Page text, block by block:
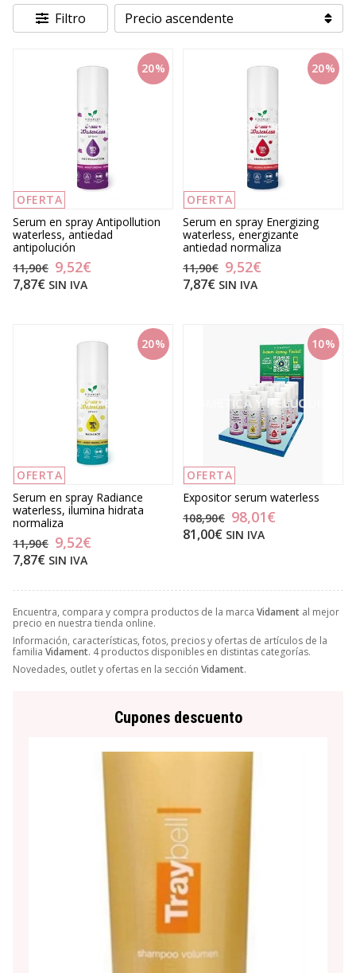
Encuentra, compara y compra productos de la marca Vidament al mejor
precio en nuestra tienda online.
Información, características, fotos, precios y ofertas de artículos de la
familia Vidament. 4 productos disponibles en distintas categorías.
Novedades, outlet y ofertas en la sección Vidament.
Filtro
20%
OFERTA
Serum en spray Antipollution
waterless, antiedad
antipolución
11,90€ 9,52€
7,87€ SIN IVA
20%
OFERTA
Serum en spray Energizing
waterless, energizante
antiedad normaliza
11,90€ 9,52€
7,87€ SIN IVA
20%
OFERTA
Serum en spray Radiance
waterless, ilumina hidrata
normaliza
11,90€ 9,52€
7,87€ SIN IVA
10%
OFERTA
Expositor serum waterless
108,90€ 98,01€
81,00€ SIN IVA
Cupones descuento